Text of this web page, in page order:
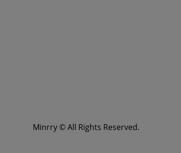
Minrry © All Rights Reserved.